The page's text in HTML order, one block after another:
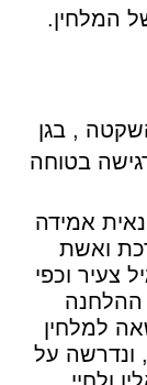
המלחין.
, בגן
בטוחה
אמידה
ואשת
צעיר וכפי
ההלחנה
למלחין
גוסטב מאהלר (1911-1860) ב-1901, ונדרשה על
ולחיי